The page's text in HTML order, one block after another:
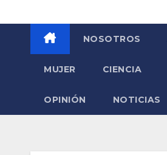
NOSOTROS
MUJER CIENCIA
OPINIÓN NOTICIAS